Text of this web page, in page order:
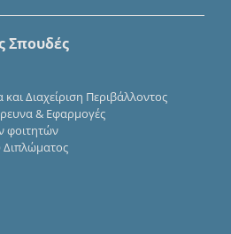
Σπουδές
Διαχείριση Περιβάλλοντος
& Εφαρμογές
φοιτητών
Διπλώματος